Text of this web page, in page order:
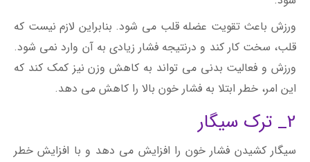
ورزش باعث تقویت عضله قلب می شود. بنابراین لازم نیست که
قلب، سخت کار کند و درنتیجه فشار زیادی به آن وارد نمی شود.
ورزش و فعالیت بدنی می تواند به کاهش وزن نیز کمک کند که
این امر، خطر ابتلا به فشار خون بالا را کاهش می دهد.
2_ ترک سیگار
سیگار کشیدن فشار خون را افزایش می دهد و با افزایش خطر